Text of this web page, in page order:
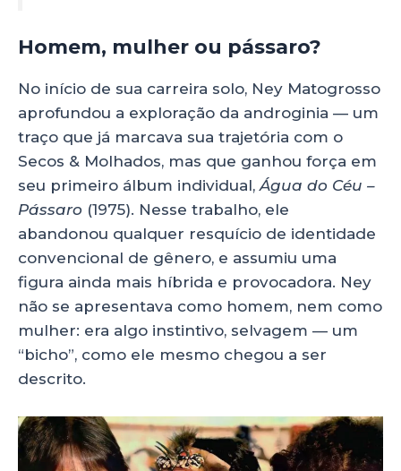
Homem, mulher ou pássaro?
No início de sua carreira solo, Ney Matogrosso
aprofundou a exploração da androginia — um
traço que já marcava sua trajetória com o
Secos & Molhados, mas que ganhou força em
seu primeiro álbum individual,Água do Céu –
Pássaro (1975). Nesse trabalho, ele
abandonou qualquer resquício de identidade
convencional de gênero, e assumiu uma
figura ainda mais híbrida e provocadora. Ney
não se apresentava como homem, nem como
mulher: era algo instintivo, selvagem — um
“bicho”, como ele mesmo chegou a ser
descrito.